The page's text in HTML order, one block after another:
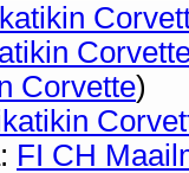
Corvette)
FI CH